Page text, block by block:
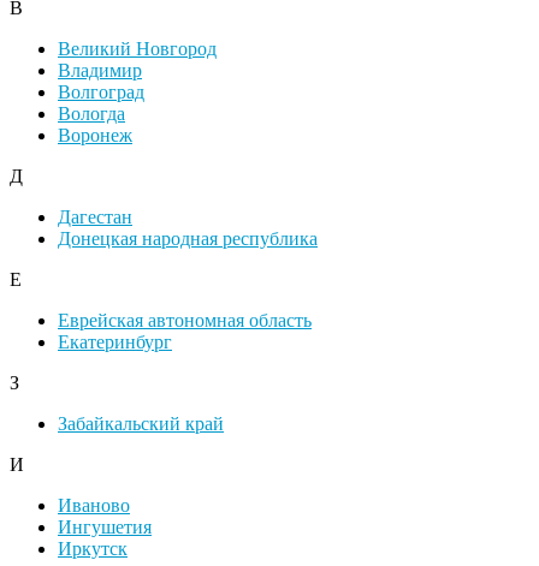
В
Великий Новгород
Владимир
Волгоград
Вологда
Воронеж
Д
Дагестан
Донецкая народная республика
Е
Еврейская автономная область
Екатеринбург
З
Забайкальский край
И
Иваново
Ингушетия
Иркутск